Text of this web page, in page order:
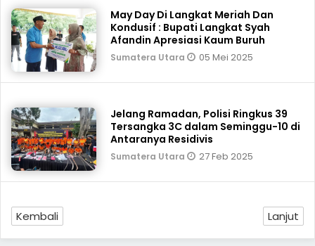
May Day Di Langkat Meriah Dan
Kondusif : Bupati Langkat Syah
Afandin Apresiasi Kaum Buruh
Sumatera Utara 05 Mei 2025
Jelang Ramadan, Polisi Ringkus 39
Tersangka 3C dalam Seminggu-10 di
Antaranya Residivis
Sumatera Utara 27 Feb 2025
Kembali Lanjut